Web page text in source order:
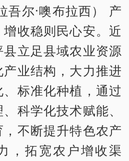
吾尔·噢布拉西） 产
收稳则民心安。近
立足县域农业资源
业结构，大力推进
标准化种植，通过
科学化技术赋能、
不断提升特色农产
，拓宽农户增收渠